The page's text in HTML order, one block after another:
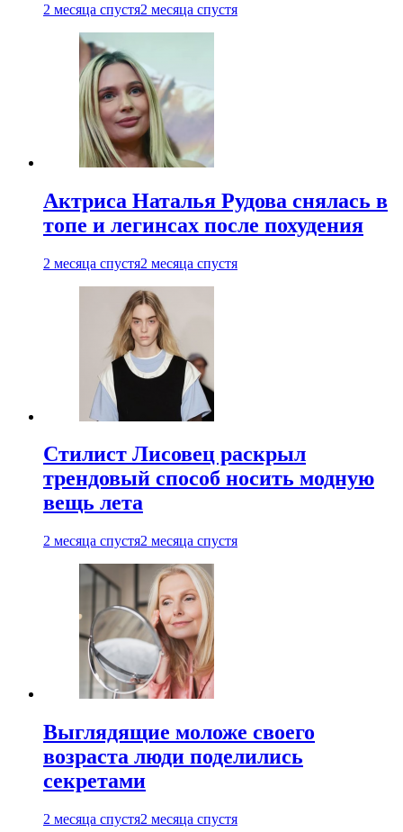
2 месяца спустя2 месяца спустя
Актриса Наталья Рудова снялась в
топе и легинсах после похудения
2 месяца спустя2 месяца спустя
Стилист Лисовец раскрыл
трендовый способ носить модную
вещь лета
2 месяца спустя2 месяца спустя
Выглядящие моложе своего
возраста люди поделились
секретами
2 месяца спустя2 месяца спустя